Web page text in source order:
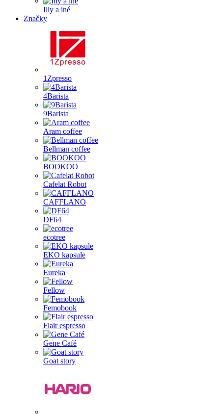
Illy a iné
Značky
1Zpresso
4Barista
9Barista
Aram coffee
Bellman coffee
BOOKOO
Cafelat Robot
CAFFLANO
DF64
ecotree
EKO kapsule
Eureka
Fellow
Femobook
Flair espresso
Gene Café
Goat story